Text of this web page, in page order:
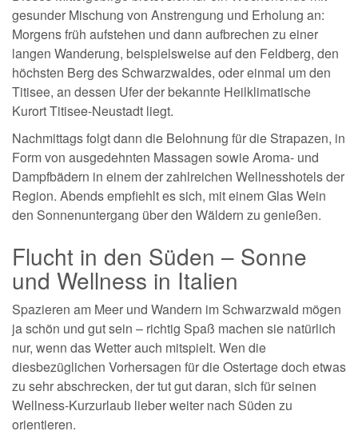
gesunder Mischung von Anstrengung und Erholung an:
Morgens früh aufstehen und dann aufbrechen zu einer
langen Wanderung, beispielsweise auf den Feldberg, den
höchsten Berg des Schwarzwaldes, oder einmal um den
Titisee, an dessen Ufer der bekannte Heilklimatische
Kurort Titisee-Neustadt liegt.
Nachmittags folgt dann die Belohnung für die Strapazen, in
Form von ausgedehnten Massagen sowie Aroma- und
Dampfbädern in einem der zahlreichen Wellnesshotels der
Region. Abends empfiehlt es sich, mit einem Glas Wein
den Sonnenuntergang über den Wäldern zu genießen.
Flucht in den Süden – Sonne
und Wellness in Italien
Spazieren am Meer und Wandern im Schwarzwald mögen
ja schön und gut sein – richtig Spaß machen sie natürlich
nur, wenn das Wetter auch mitspielt. Wen die
diesbezüglichen Vorhersagen für die Ostertage doch etwas
zu sehr abschrecken, der tut gut daran, sich für seinen
Wellness-Kurzurlaub lieber weiter nach Süden zu
orientieren.